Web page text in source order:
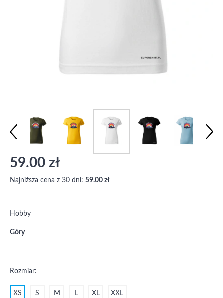
59.00 zł
Najniższa cena z 30 dni: 59.00 zł
Hobby
Góry
Rozmiar:
XS S M L XL XXL